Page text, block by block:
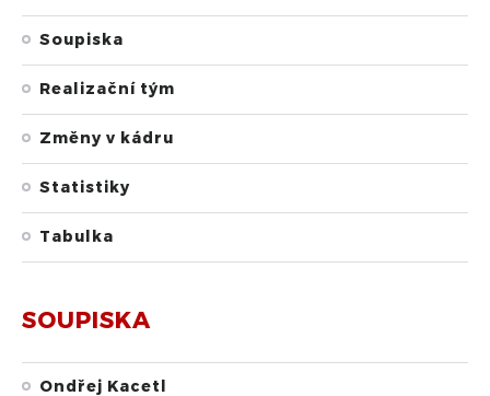
Soupiska
Realizační tým
Změny v kádru
Statistiky
Tabulka
SOUPISKA
Ondřej Kacetl